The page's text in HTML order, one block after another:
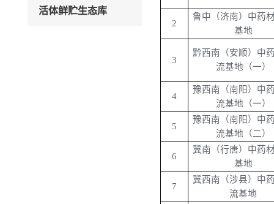
活体鲜贮生态库
2
鲁中（济南）中药
基地
3
黔西南（安顺）中
流基地（一）
4
豫西南（南阳）中
流基地（一）
5
豫西南（南阳）中
流基地（二）
6
冀南（行唐）中药
基地
7
冀西南（涉县）中
流基地